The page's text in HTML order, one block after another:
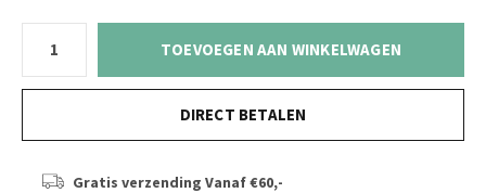
TOEVOEGEN AAN WINKELWAGEN
DIRECT BETALEN
Gratis verzending Vanaf €60,-